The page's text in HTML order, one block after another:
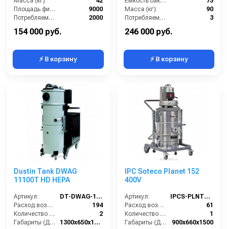
Площадь фильтра (см2):
9000
Потребляемая мощность (Вт):
2000
154 000 руб.
⚡ В корзину
Масса (кг):
90
Потребляемая мощность (кВт):
3
246 000 руб.
⚡ В корзину
Dustin Tank DWAG
11100T HD HEPA
Артикул:
DT-DWAG-11100T-HD-HEPA
Расход воздуха (л/сек):
194
Количество всасывающих турбин (шт):
2
Габариты (ДхШхВ):
1300х650х1600
IPC Soteco Planet 152
400V
Артикул:
IPCS-PLNT152-400V
Расход воздуха (л/сек):
61
Количество всасывающих турбин (шт):
1
Габариты (ДхШхВ):
900х660х1500